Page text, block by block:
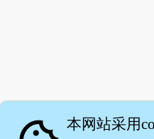
本网站采用